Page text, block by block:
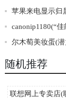
随机推荐
联想网上专卖店(